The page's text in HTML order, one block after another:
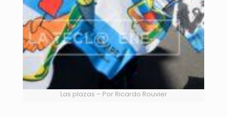
Las plazas – Por Ricardo Rouvier